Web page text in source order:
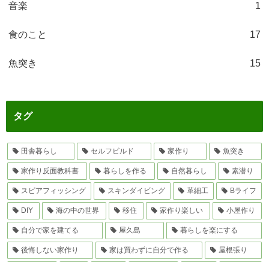
音楽 1
食のこと 17
魚突き 15
タグ
田舎暮らし セルフビルド 家作り 魚突き
家作り反面教科書 暮らしを作る 自然暮らし 素潜り
スピアフィッシング スキンダイビング 革細工 Bライフ
DIY 海の中の世界 移住 家作り楽しい 小屋作り
自分で家を建てる 屋久島 暮らしを楽にする
後悔しない家作り 家は買わずに自分で作る 屋根張り